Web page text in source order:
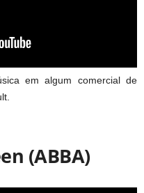
em algum comercial de
(ABBA)